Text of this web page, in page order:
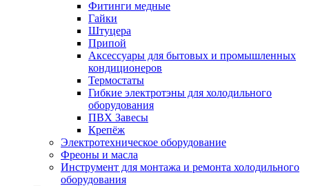
Фитинги медные
Гайки
Штуцера
Припой
Аксессуары для бытовых и промышленных
кондиционеров
Термостаты
Гибкие электротэны для холодильного
оборудования
ПВХ Завесы
Крепёж
Электротехническое оборудование
Фреоны и масла
Инструмент для монтажа и ремонта холодильного
оборудования